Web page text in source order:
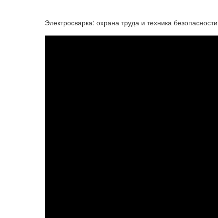
Электросварка: охрана труда и техника